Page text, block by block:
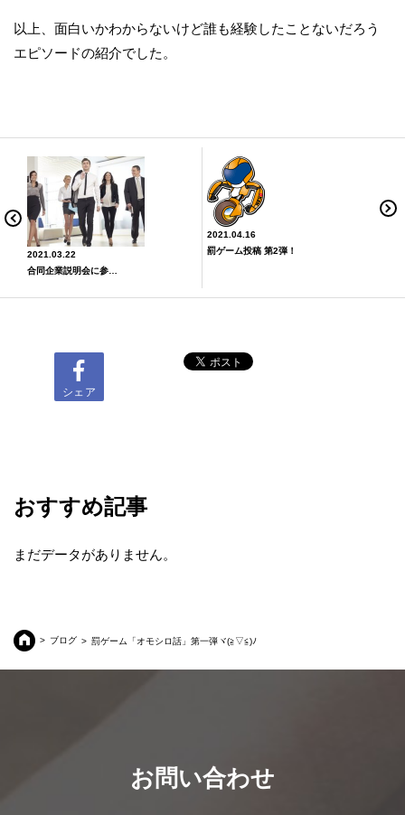
以上、面白いかわからないけど誰も経験したことないだろう
エピソードの紹介でした。
2021.03.22
合同企業説明会に参加してきました(∩´∀｀)∩
2021.04.16
罰ゲーム投稿 第2弾！
シェア
おすすめ記事
まだデータがありません。
ブログ 罰ゲーム「オモシロ話」第一弾ヾ(≧▽≦)ﾉ
お問い合わせ